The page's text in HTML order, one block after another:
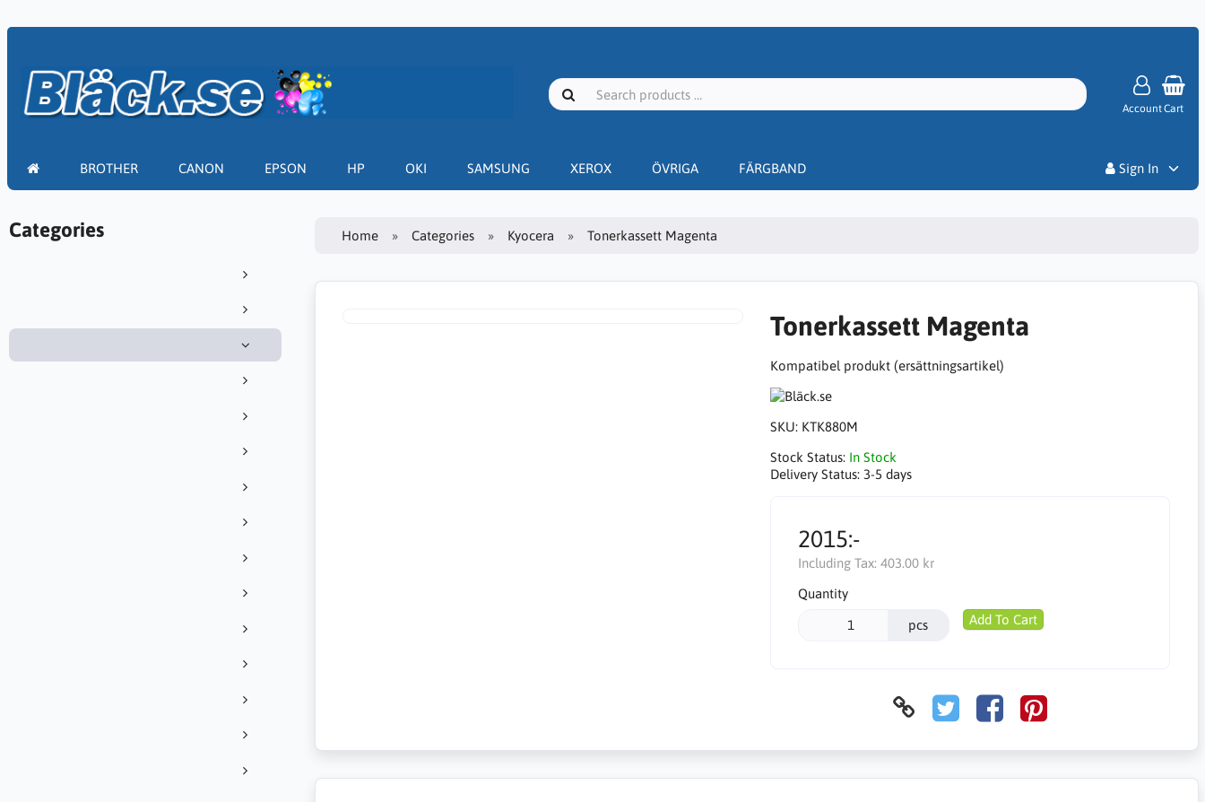
AccountCart
BROTHER CANON EPSON HP OKI SAMSUNG XEROX ÖVRIGA FÄRGBAND
Sign In
Categories Home Categories Kyocera Tonerkassett Magenta
Tonerkassett Magenta
Kompatibel produkt (ersättningsartikel)
SKU: KTK880M
Stock Status: In Stock
Delivery Status: 3-5 days
2015:-
Including Tax: 403.00 kr
Quantity
pcs Add To Cart